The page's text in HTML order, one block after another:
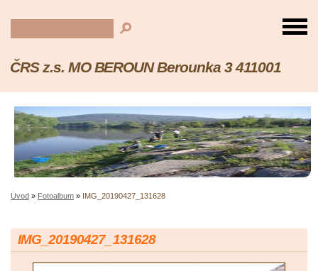
ČRS z.s. MO BEROUN Berounka 3 411001
Úvod » Fotoalbum » IMG_20190427_131628
IMG_20190427_131628